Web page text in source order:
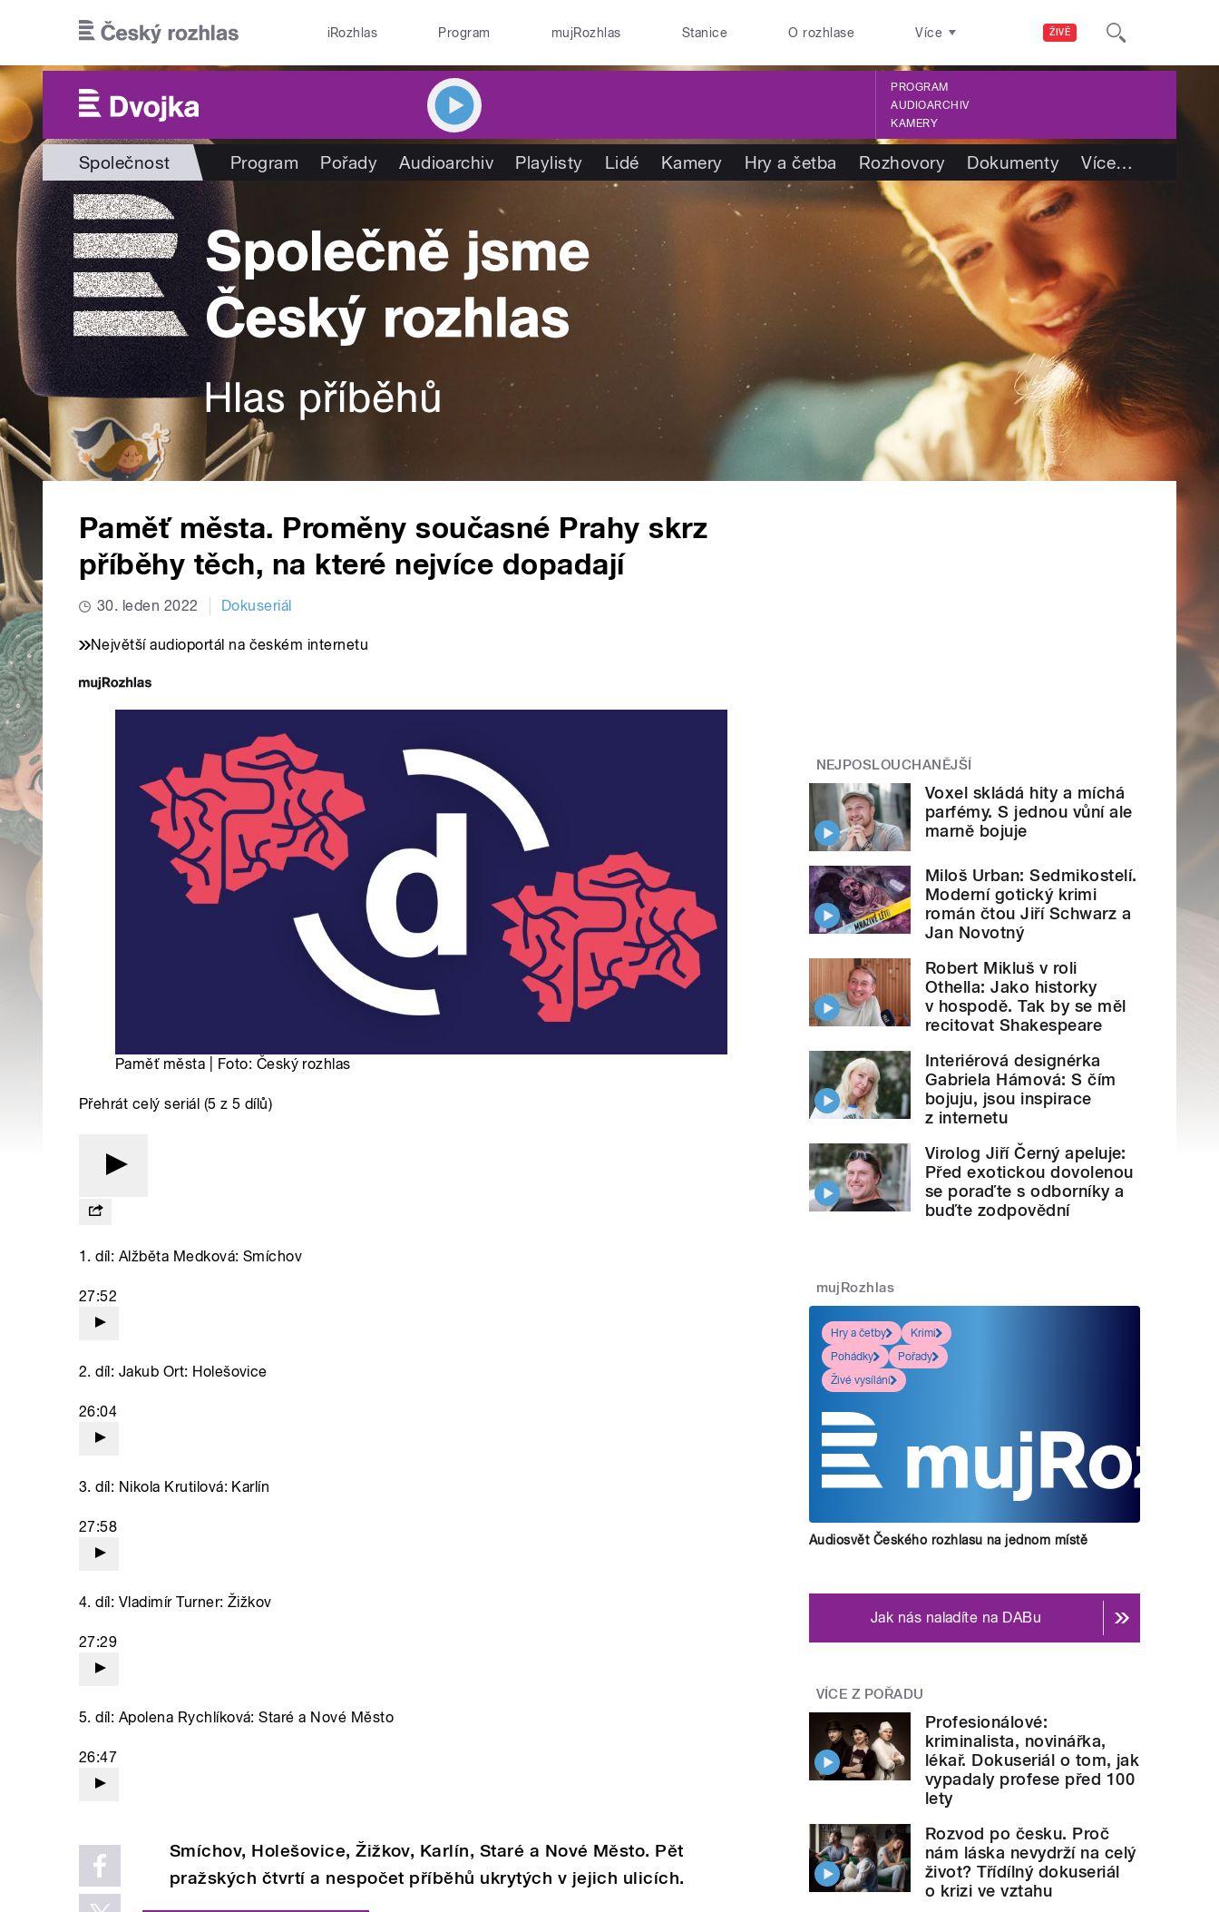
ŽIVĚ
iRozhlas Program mujRozhlas Stanice O rozhlase Více
PROGRAM
AUDIOARCHIV
KAMERY
Společnost Program Pořady Audioarchiv Playlisty Lidé Kamery Hry a četba Rozhovory Dokumenty Více…
Paměť města. Proměny současné Prahy skrz
příběhy těch, na které nejvíce dopadají
30. leden 2022 Dokuseriál
Největší audioportál na českém internetu
Paměť města | Foto: Český rozhlas
Přehrát celý seriál (5 z 5 dílů)
1. díl: Alžběta Medková: Smíchov
27:52
2. díl: Jakub Ort: Holešovice
26:04
3. díl: Nikola Krutilová: Karlín
27:58
4. díl: Vladimír Turner: Žižkov
27:29
5. díl: Apolena Rychlíková: Staré a Nové Město
26:47
Smíchov, Holešovice, Žižkov, Karlín, Staré a Nové Město. Pět
pražských čtvrtí a nespočet příběhů ukrytých v jejich ulicích.
NEJPOSLOUCHANĚJŠÍ
Voxel skládá hity a míchá
parfémy. S jednou vůní ale
marně bojuje
Miloš Urban: Sedmikostelí.
Moderní gotický krimi
román čtou Jiří Schwarz a
Jan Novotný
Robert Mikluš v roli
Othella: Jako historky
v hospodě. Tak by se měl
recitovat Shakespeare
Interiérová designérka
Gabriela Hámová: S čím
bojuju, jsou inspirace
z internetu
Virolog Jiří Černý apeluje:
Před exotickou dovolenou
se poraďte s odborníky a
buďte zodpovědní
mujRozhlas
Hry a četby
Krimi
Pohádky
Pořady
Živé vysílání
Audiosvět Českého rozhlasu na jednom místě
Jak nás naladíte na DABu
VÍCE Z POŘADU
Profesionálové:
kriminalista, novinářka,
lékař. Dokuseriál o tom, jak
vypadaly profese před 100
lety
Rozvod po česku. Proč
nám láska nevydrží na celý
život? Třídílný dokuseriál
o krizi ve vztahu